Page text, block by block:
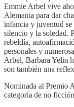
Emmie Arbel vive
Alemania para dar
infancia y juventud se
silencio y la soledad.
rebeldía,
personales y
Arbel, Barbara Yelin
son también una
Nominada al Premio
categoría de no ficción